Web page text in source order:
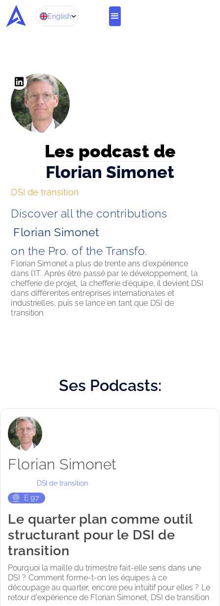
English
Les podcast de
Florian Simonet
DSI de transition
Discover all the contributions
Florian Simonet
on the Pro. of the Transfo.
Florian Simonet a plus de trente ans d’expérience
dans l’IT. Après être passé par le développement, la
chefferie de projet, la chefferie d’équipe, il devient DSI
dans différentes entreprises internationales et
industrielles, puis se lance en tant que DSI de
transition.
Ses Podcasts:
Florian Simonet
DSI de transition
E 97
Le quarter plan comme outil
structurant pour le DSI de
transition
Pourquoi la maille du trimestre fait-elle sens dans une
DSI ? Comment forme-t-on les équipes à ce
découpage au quarter, encore peu intuitif pour elles ? Le
retour d'expérience de Florian Simonet, DSI de transition